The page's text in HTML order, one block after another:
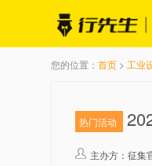
您的位置： 首页 > 工业
热门活动
主办方： 征集